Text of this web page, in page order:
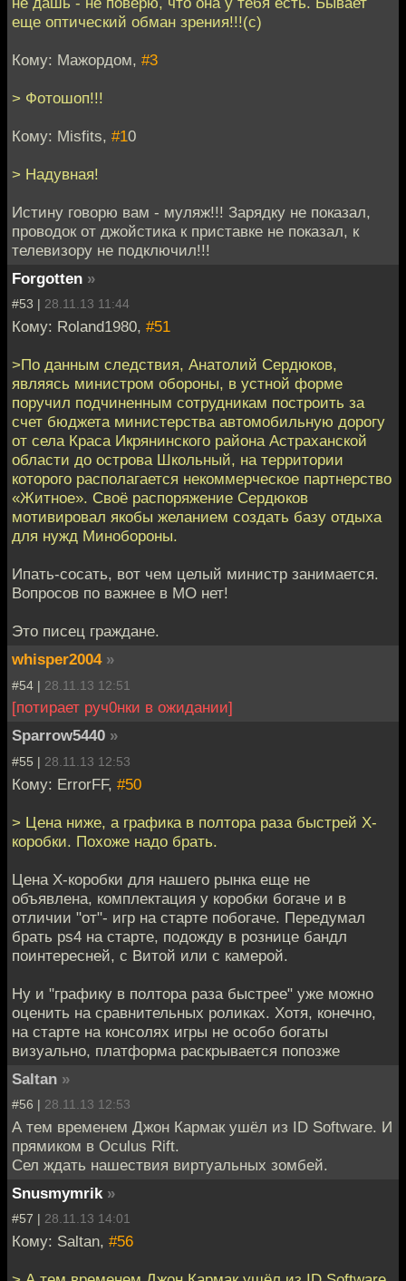
еще оптический обман зрения!!!(с)
Кому: Мажордом, #3
> Фотошоп!!!
Кому: Misfits, #10
> Надувная!
Истину говорю вам - муляж!!! Зарядку не показал,
проводок от джойстика к приставке не показал, к
телевизору не подключил!!!
Forgotten »
#53 | 28.11.13 11:44
Кому: Roland1980, #51
>По данным следствия, Анатолий Сердюков,
являясь министром обороны, в устной форме
поручил подчиненным сотрудникам построить за
счет бюджета министерства автомобильную дорогу
от села Краса Икрянинского района Астраханской
области до острова Школьный, на территории
которого располагается некоммерческое партнерство
«Житное». Своё распоряжение Сердюков
мотивировал якобы желанием создать базу отдыха
для нужд Минобороны.
Ипать-сосать, вот чем целый министр занимается.
Вопросов по важнее в МО нет!
Это писец граждане.
whisper2004 »
#54 | 28.11.13 12:51
[потирает руч0нки в ожидании]
Sparrow5440 »
#55 | 28.11.13 12:53
Кому: ErrorFF, #50
> Цена ниже, а графика в полтора раза быстрей Х-
коробки. Похоже надо брать.
Цена Х-коробки для нашего рынка еще не
объявлена, комплектация у коробки богаче и в
отличии "от"- игр на старте побогаче. Передумал
брать ps4 на старте, подожду в рознице бандл
поинтересней, c Витой или с камерой.
Ну и "графику в полтора раза быстрее" уже можно
оценить на сравнительных роликах. Хотя, конечно,
на старте на консолях игры не особо богаты
визуально, платформа раскрывается попозже
Saltan »
#56 | 28.11.13 12:53
А тем временем Джон Кармак ушёл из ID Software. И
прямиком в Oculus Rift.
Сел ждать нашествия виртуальных зомбей.
Snusmymrik »
#57 | 28.11.13 14:01
Кому: Saltan, #56